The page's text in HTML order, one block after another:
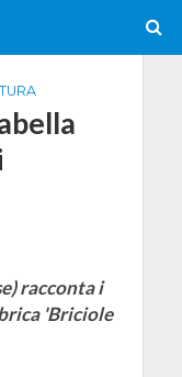
racconta i
'Briciole